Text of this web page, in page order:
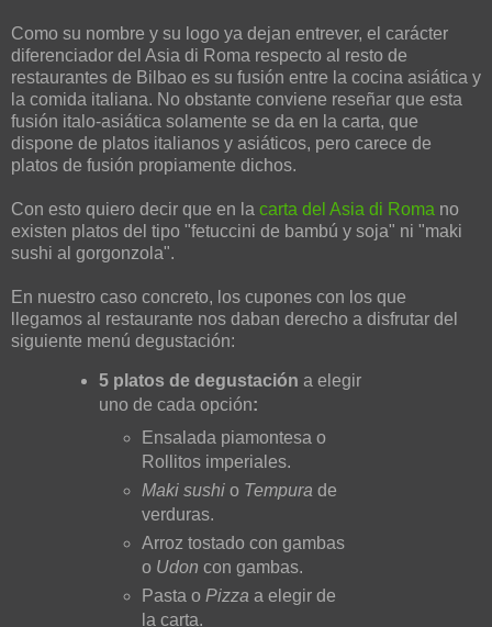
Como su nombre y su logo ya dejan entrever, el carácter
diferenciador del Asia di Roma respecto al resto de
restaurantes de Bilbao es su fusión entre la cocina asiática y
la comida italiana. No obstante conviene reseñar que esta
fusión italo-asiática solamente se da en la carta, que
dispone de platos italianos y asiáticos, pero carece de
platos de fusión propiamente dichos.
Con esto quiero decir que en la carta del Asia di Roma no
existen platos del tipo "fetuccini de bambú y soja" ni "maki
sushi al gorgonzola".
En nuestro caso concreto, los cupones con los que
llegamos al restaurante nos daban derecho a disfrutar del
siguiente menú degustación:
5 platos de degustación a elegir
uno de cada opción:
Ensalada piamontesa o
Rollitos imperiales.
Maki sushi o Tempura de
verduras.
Arroz tostado con gambas
o Udon con gambas.
Pasta oPizza a elegir de
la carta.